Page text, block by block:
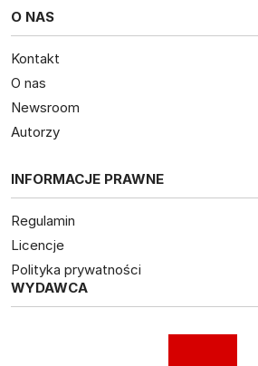
O NAS
Kontakt
O nas
Newsroom
Autorzy
INFORMACJE PRAWNE
Regulamin
Licencje
Polityka prywatności
WYDAWCA